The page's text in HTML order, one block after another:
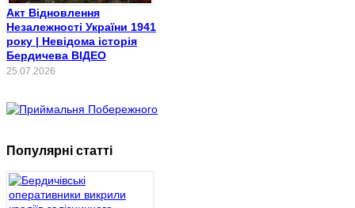
Акт Відновлення
Незалежності України 1941
року | Невідома історія
Бердичева ВІДЕО
25.07.2026
Популярні статті